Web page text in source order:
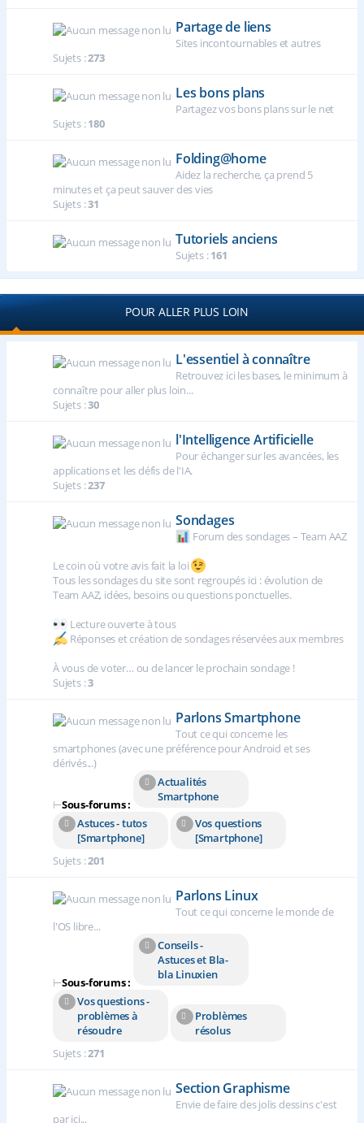
Partage de liens
Sites incontournables et autres
Sujets :273
Les bons plans
Partagez vos bons plans sur le net
Sujets :180
Folding@home
Aidez la recherche, ça prend 5
minutes et ça peut sauver des vies
Sujets :31
Tutoriels anciens
Sujets :161
POUR ALLER PLUS LOIN
L'essentiel à connaître
Retrouvez ici les bases, le minimum à
connaître pour aller plus loin...
Sujets :30
l'Intelligence Artificielle
Pour échanger sur les avancées, les
applications et les défis de l'IA.
Sujets :237
Sondages
Forum des sondages – Team AAZ
Le coin où votre avis fait la loi
Tous les sondages du site sont regroupés ici : évolution de
Team AAZ, idées, besoins ou questions ponctuelles.
Lecture ouverte à tous
Réponses et création de sondages réservées aux membres
À vous de voter… ou de lancer le prochain sondage !
Sujets :3
Parlons Smartphone
Tout ce qui concerne les
smartphones (avec une préférence pour Android et ses
dérivés...)
⊢Sous-forums :
Actualités
Smartphone
Astuces - tutos
[Smartphone]
Vos questions
[Smartphone]
Sujets :201
Parlons Linux
Tout ce qui concerne le monde de
l'OS libre...
⊢Sous-forums :
Conseils -
Astuces et Bla-
bla Linuxien
Vos questions -
problèmes à
résoudre
Problèmes
résolus
Sujets :271
Section Graphisme
Envie de faire des jolis dessins c'est
par ici...